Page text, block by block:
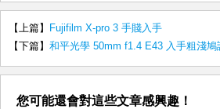
【上篇】
Fujifilm X-pro 3 手賤入手
【下篇】 和平光學 50mm f1.4 E43 入手粗淺鳩
您可能還會對這些文章感興趣！